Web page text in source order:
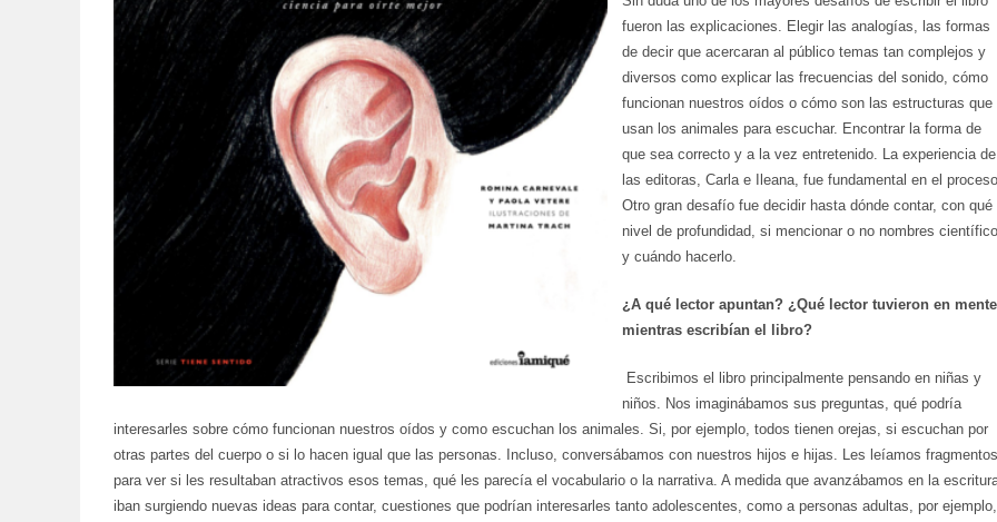
fueron las explicaciones. Elegir las analogías, las formas
de decir que acercaran al público temas tan complejos y
diversos como explicar las frecuencias del sonido, cómo
funcionan nuestros oídos o cómo son las estructuras que
usan los animales para escuchar. Encontrar la forma de
que sea correcto y a la vez entretenido. La experiencia de
las editoras, Carla e Ileana, fue fundamental en el
Otro gran desafío fue decidir hasta dónde contar, con qué
nivel de profundidad, si mencionar o no nombres
y cuándo hacerlo.
¿A qué lector apuntan? ¿Qué lector tuvieron en mente
mientras escribían el libro?
Escribimos el libro principalmente pensando en niñas y
niños. Nos imaginábamos sus preguntas, qué podría
interesarles sobre cómo funcionan nuestros oídos y como escuchan los animales. Si, por ejemplo, todos tienen orejas, si escuchan por
otras partes del cuerpo o si lo hacen igual que las personas. Incluso, conversábamos con nuestros hijos e hijas. Les leíamos fragmentos
para ver si les resultaban atractivos esos temas, qué les parecía el vocabulario o la narrativa. A medida que avanzábamos en la
iban surgiendo nuevas ideas para contar, cuestiones que podrían interesarles tanto adolescentes, como a personas adultas, por ejemplo,